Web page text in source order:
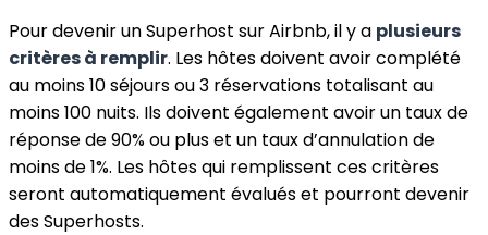
Pour devenir un Superhost sur Airbnb, il y a plusieurs
critères à remplir. Les hôtes doivent avoir complété
au moins 10 séjours ou 3 réservations totalisant au
moins 100 nuits. Ils doivent également avoir un taux de
réponse de 90% ou plus et un taux d’annulation de
moins de 1%. Les hôtes qui remplissent ces critères
seront automatiquement évalués et pourront devenir
des Superhosts.